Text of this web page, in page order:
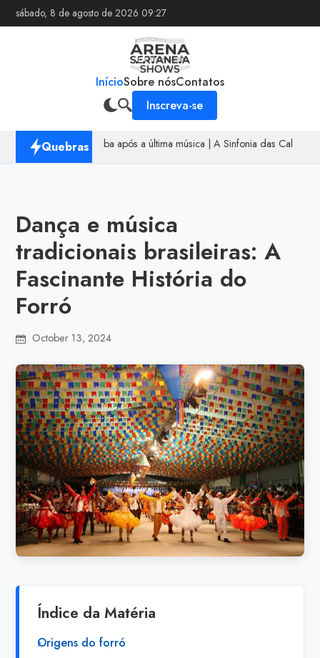
sábado, 8 de agosto de 2026 09:27
InícioSobre nósContatos
Inscreva-se
Quebras
nunca acaba após a última música |A Sinfonia das Calçadas|
Dança e música
tradicionais brasileiras: A
Fascinante História do
Forró
October 13, 2024
Índice da Matéria
Origens do forró